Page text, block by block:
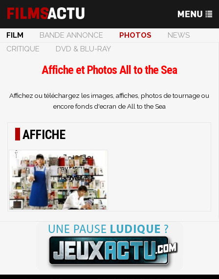
FILM BANDE ANNONCE PHOTOS
NEWS
CRITIQUE
DVD & BLU-RAY
Affiche et Photos All to the Sea
Affichez ou téléchargez les images, affiches, photos de tournage ou
encore fonds d'ecran de All to the Sea
AFFICHE